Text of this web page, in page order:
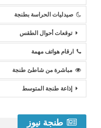
صيدليات الحراسة بطنجة
توقعات أحوال الطقس
ارقام هواتف مهمة
مباشرة من شاطئ طنجة
إذاعة طنجة المتوسط
طنجة نيوز